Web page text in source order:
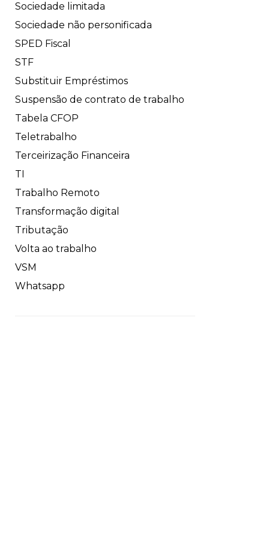
Sociedade limitada
Sociedade não personificada
SPED Fiscal
STF
Substituir Empréstimos
Suspensão de contrato de trabalho
Tabela CFOP
Teletrabalho
Terceirização Financeira
TI
Trabalho Remoto
Transformação digital
Tributação
Volta ao trabalho
VSM
Whatsapp